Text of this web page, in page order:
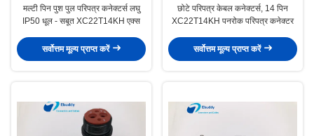
मल्टी पिन पुश पुल परिपत्र कनेक्टर्स लघु
IP50 धूल - सबूत XC22T14KH एक्स
सर्वोत्तम मूल्य प्राप्त करें
छोटे परिपत्र केबल कनेक्टर्स, 14 पिन
XC22T14KH पनरोक परिपत्र कनेक्टर
सर्वोत्तम मूल्य प्राप्त करें